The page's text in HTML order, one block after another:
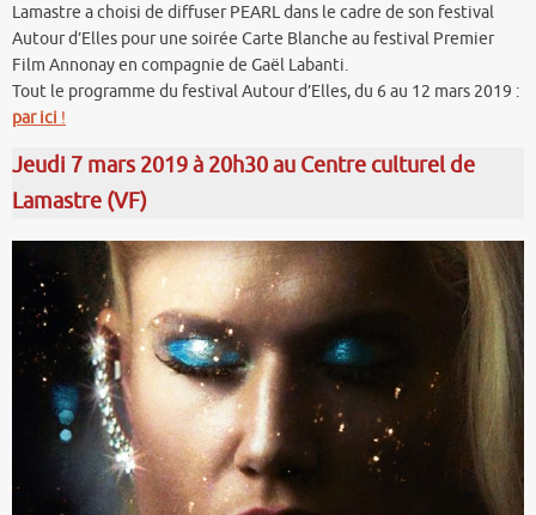
Lamastre a choisi de diffuser PEARL dans le cadre de son festival
Autour d’Elles pour une soirée Carte Blanche au festival Premier
Film Annonay en compagnie de Gaël Labanti.
Tout le programme du festival Autour d’Elles, du 6 au 12 mars 2019 :
par ici !
Jeudi 7 mars 2019 à 20h30 au Centre culturel de
Lamastre (VF)